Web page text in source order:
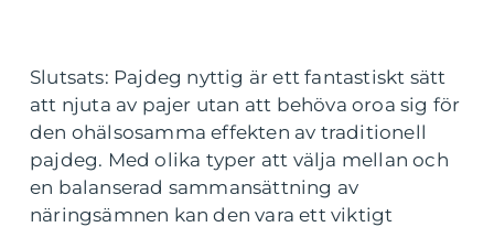
Slutsats: Pajdeg nyttig är ett fantastiskt sätt
att njuta av pajer utan att behöva oroa sig för
den ohälsosamma effekten av traditionell
pajdeg. Med olika typer att välja mellan och
en balanserad sammansättning av
näringsämnen kan den vara ett viktigt